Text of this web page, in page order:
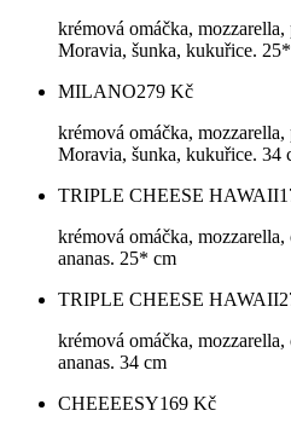
krémová omáčka,
Moravia, šunka, kukuřice.
MILANO279 Kč
krémová omáčka,
Moravia, šunka, kukuřice. 34
TRIPLE CHEESE HAWAII
krémová omáčka,
ananas. 25* cm
TRIPLE CHEESE HAWAII
krémová omáčka,
ananas. 34 cm
CHEEEESY169 Kč